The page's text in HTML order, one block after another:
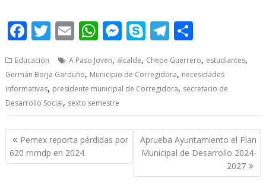
F
e
b
o
o
k
T
itt
er
E
ai
l
W
at
s
A
p
p
M
ss
e
g
er
S
y
p
T
e
gr
m
ar
e
Educación A Paso Joven, alcalde, Chepe Guerrero, estudiantes,
Germán Borja Garduño, Municipio de Corregidora, necesidades
informativas, presidente municipal de Corregidora, secretario de
Desarrollo Social, sexto semestre
Post
navigation
Pemex reporta pérdidas por
620 mmdp en 2024
Aprueba Ayuntamiento el Plan
Municipal de Desarrollo 2024-
2027